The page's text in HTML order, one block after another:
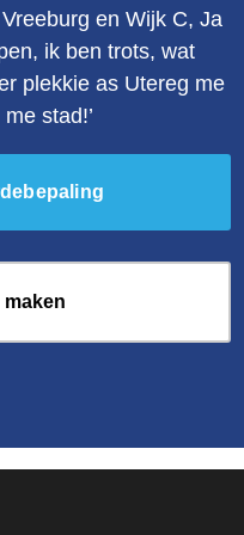
en Wijk C, Ja
ik ben trots, wat
plekkie as Utereg me
stad!’